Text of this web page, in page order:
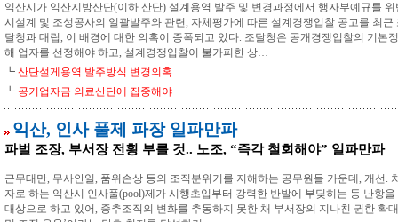
익산시가 익산지방산단(이하 산단) 설계용역 발주 및 변경과정에서 행자부예규를
시설계 및 조성공사의 일괄발주와 관련, 자체평가에 따른 설계경쟁입찰 공고를 최
달청과 대립, 이 배경에 대한 의혹이 증폭되고 있다. 조달청은 공개경쟁입찰의 기본
해 업자를 선정해야 하고, 설계경쟁입찰이 불가피한 상…
┗ 산단설게용역 발주방식 변경의혹
┗ 공기업자금 의료산단에 집중해야
익산, 인사 풀제 파장 일파만파
파벌 조장, 부서장 전횡 부를 것.. 노조, “즉각 철회해야” 일파만파
근무태만, 무사안일, 품위손상 등의 조직분위기를 저해하는 공무원들 가운데, 개선.
자로 하는 익산시 인사풀(pool)제가 시행초입부터 강력한 반발에 부딪히는 등 난항
대상으로 하고 있어, 중추조직의 변화를 추동하지 못한 채 부서장의 지나친 권한 확